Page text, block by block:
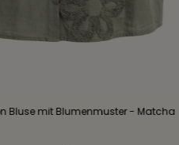
Ärmellose Cotton Bluse mit Blumenmuster - Matcha